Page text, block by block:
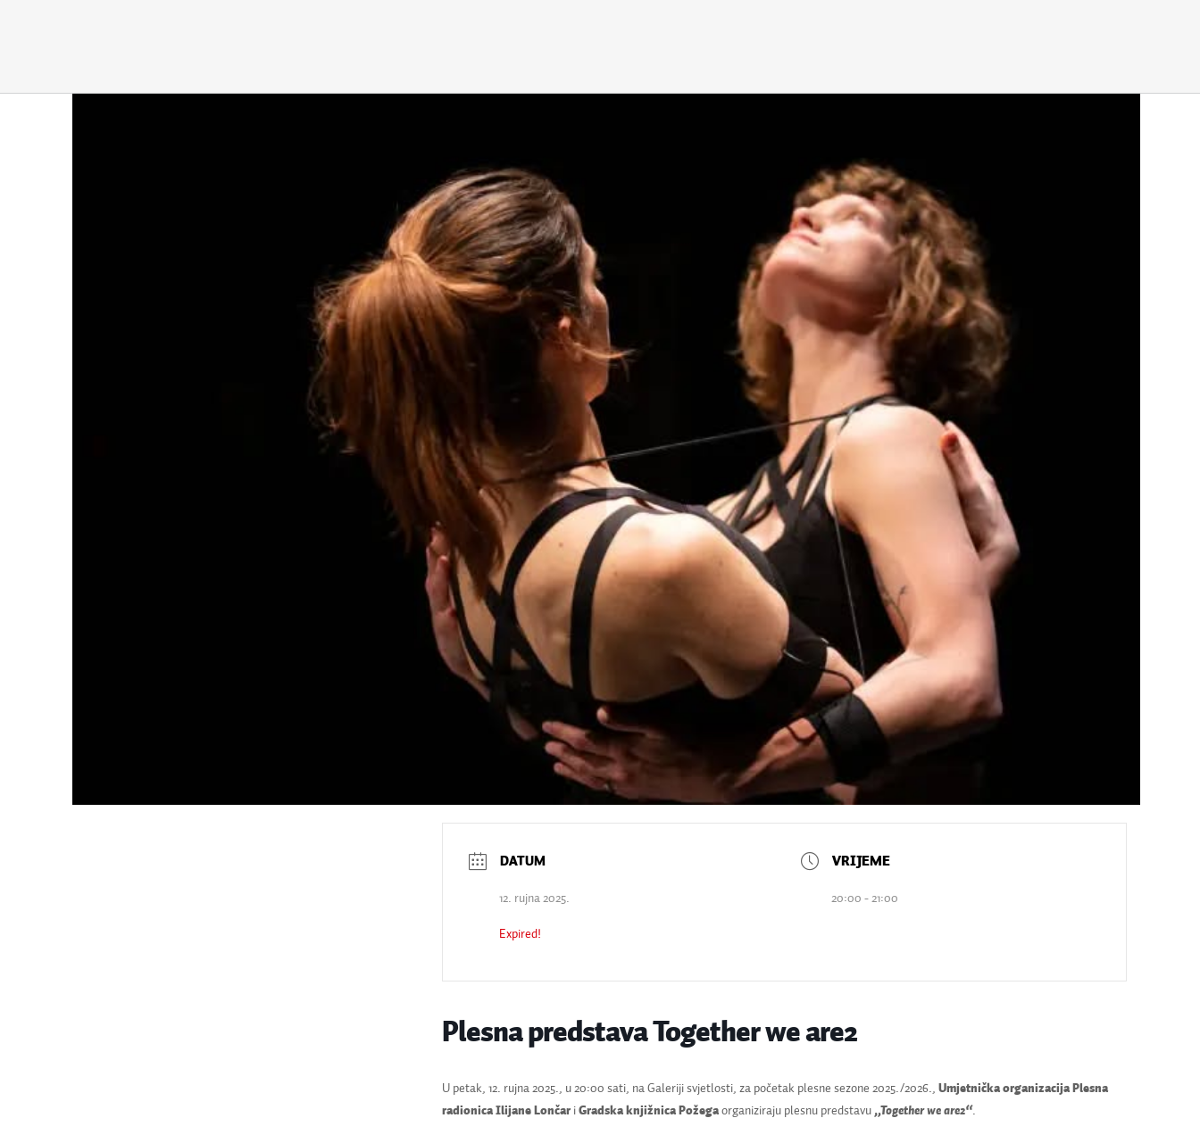
12. rujna 2025.
Expired!
20:00 - 21:00
Plesna predstava Together we are2
U petak, 12. rujna 2025., u 20:00 sati, na Galeriji svjetlosti, za početak plesne sezone 2025./2026.,Umjetnička organizacija Plesna
radionica Ilijane Lončar iGradska knjižnica Požega organiziraju plesnu predstavu „Together we are2“.